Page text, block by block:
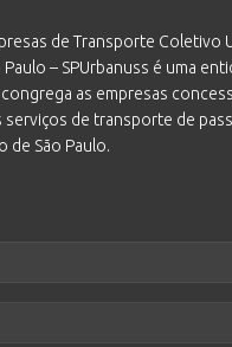
de Transporte Coletivo
– SPUrbanuss é uma
as empresas
serviços de transporte de
de São Paulo.